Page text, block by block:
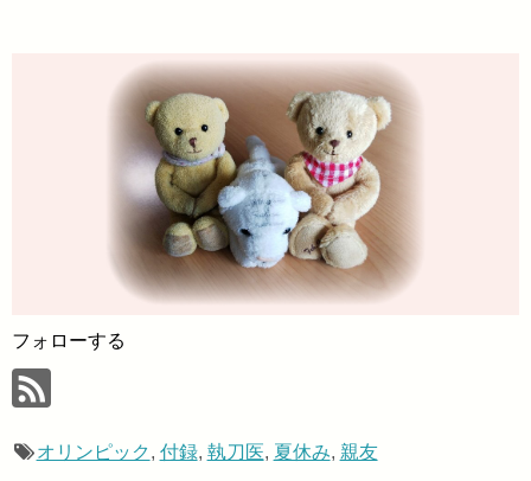
フォローする
オリンピック , 付録, 執刀医, 夏休み, 親友